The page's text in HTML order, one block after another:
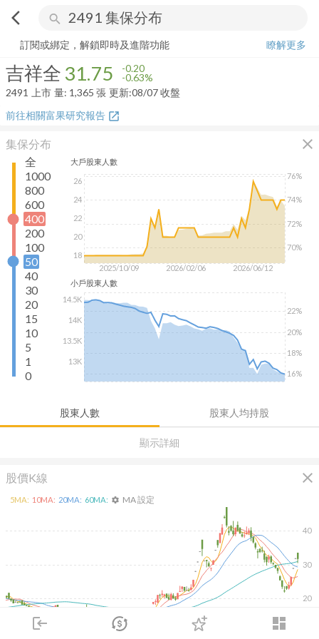
arrow_back_ios search
login dashboard
市場 登入
吉祥全 31.75 -0.63%
訂閱或綁定，解鎖即時及進階功能
瞭解更多
吉祥全 31.75 -0.20
-0.63%
2491
上市 量: 1,365 張 更新:08/07 收盤
前往相關富果研究報告 open_in_new
集保分布 close
股東人數 股東人均持股
顯示詳細
0
1
5
10
15
20
30
40
50
100
200
400
600
800
1000
全 大戶股東人數
2025/10/09 2026/02/06 2026/06/12
76%
74%
72%
70%
26
24
22
20
18
小戶股東人數
22%
20%
18%
16%
14.5K
14K
13.5K
13K
股價K線 close
20
30
40
5MA: 10MA: 20MA: 60MA: settings MA 設定